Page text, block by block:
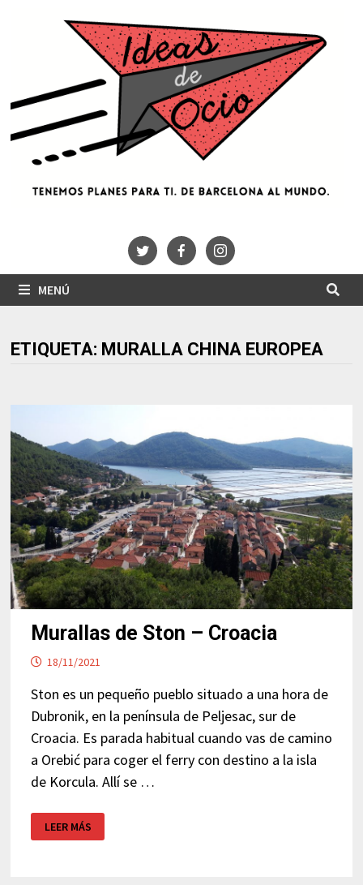
MENÚ
ETIQUETA: MURALLA CHINA EUROPEA
Murallas de Ston – Croacia
18/11/2021
Ston es un pequeño pueblo situado a una hora de
Dubronik, en la península de Peljesac, sur de
Croacia. Es parada habitual cuando vas de camino
a Orebić para coger el ferry con destino a la isla
de Korcula. Allí se …
MURALLAS
DE
STON
LEER MÁS